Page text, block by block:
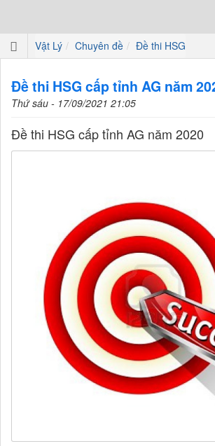
Vật Lý Chuyên đề Đề thi HSG
Đề thi HSG cấp tỉnh AG năm
Thứ sáu - 17/09/2021 21:05
Đề thi HSG cấp tỉnh AG năm 2020